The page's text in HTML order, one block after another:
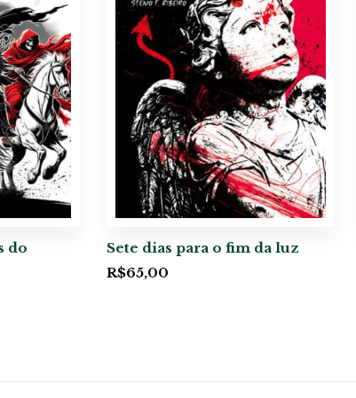
do
Sete dias para o fim da luz
R$65,00